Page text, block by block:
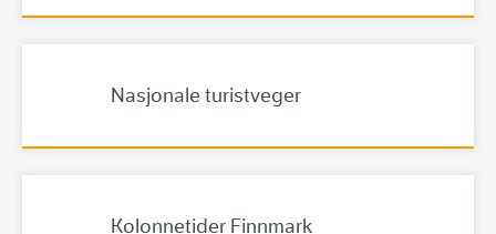
Nasjonale turistveger
Kolonnetider Finnmark